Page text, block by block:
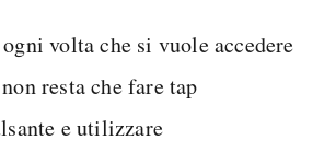
volta che si vuole accedere
resta che fare tap
e utilizzare